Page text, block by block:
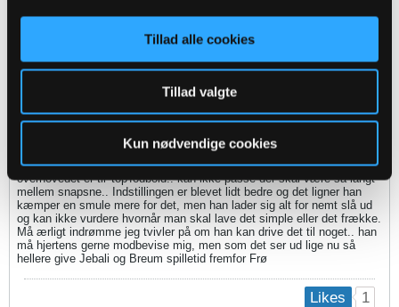
Tillad alle cookies
Tillad valgte
Kun nødvendige cookies
Bobolarsen
Senior Member
Jan 2015 Indlæg:
Bliver mere og mere i tvivl om hvorvidt Frøkjærs mentalitet
overhovedet er til 'top'fodbold.. kan ikke passe der skal være så langt
mellem snapsne.. Indstillingen er blevet lidt bedre og det ligner han
kæmper en smule mere for det, men han lader sig alt for nemt slå ud
og kan ikke vurdere hvornår man skal lave det simple eller det frække.
Må ærligt indrømme jeg tvivler på om han kan drive det til noget.. han
må hjertens gerne modbevise mig, men som det ser ud lige nu så
hellere give Jebali og Breum spilletid fremfor Frø
Likes 1